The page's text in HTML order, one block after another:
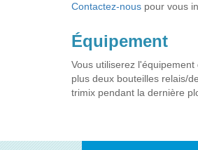
Contactez-nous pour vous
Équipement
Vous utiliserez
plus deux bouteilles relais/
trimix pendant la dernière